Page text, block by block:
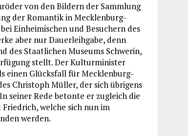
von den Bildern der Sammlung
der Romantik in Mecklenburg-
Einheimischen und Besuchern des
aber nur Dauerleihgabe, denn
des Staatlichen Museums Schwerin,
stellt. Der Kulturminister
einen Glücksfall für Mecklenburg-
Christoph Müller, der sich übrigens
seiner Rede betonte er zugleich die
welche sich nun im
werden.